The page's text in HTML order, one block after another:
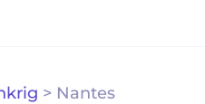
> Nantes